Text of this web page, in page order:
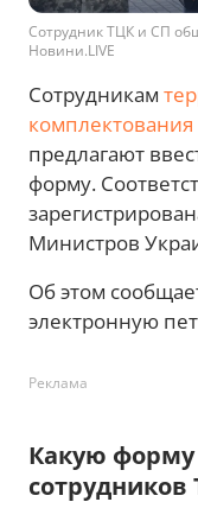
Сотрудник ТЦК и СП
Новини.LIVE
Сотрудникам
предлагают
форму.
Министров
Об этом
электронную
Реклама
Какую форму
сотрудников